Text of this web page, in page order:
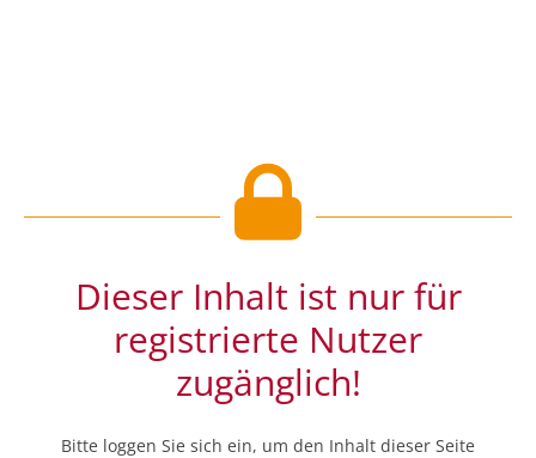
Dieser Inhalt ist nur für
registrierte Nutzer
zugänglich!
Bitte loggen Sie sich ein, um den Inhalt dieser Seite